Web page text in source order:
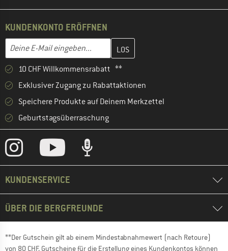
KUNDENKONTO ERÖFFNEN
E-Mail-Adresse
Gib hier deine E-Mail-Adresse ein und erstelle im nächsten
10 CHF Willkommensrabatt **
Exklusiver Zugang zu Rabattaktionen
Speichere Produkte auf Deinem Merkzettel
Geburtstagsüberraschung
KUNDENSERVICE
ÜBER DIE BERGFREUNDE
**Der Gutschein gilt ab einem Mindestabnahmewert (nach Retoure)
von 80 CHF. Gutscheine für die Erstellung eines Kundenkontos können